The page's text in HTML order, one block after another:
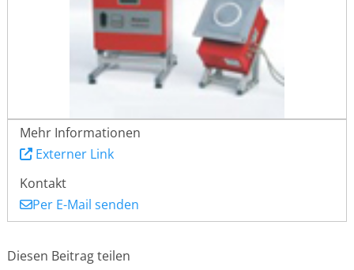
Mehr Informationen
Externer Link
Kontakt
Per E-Mail senden
Diesen Beitrag teilen